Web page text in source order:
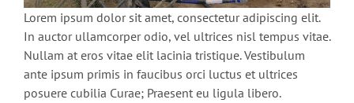
Lorem ipsum dolor sit amet, consectetur adipiscing elit.
In auctor ullamcorper odio, vel ultrices nisl tempus vitae.
Nullam at eros vitae elit lacinia tristique. Vestibulum
ante ipsum primis in faucibus orci luctus et ultrices
posuere cubilia Curae; Praesent eu ligula libero.